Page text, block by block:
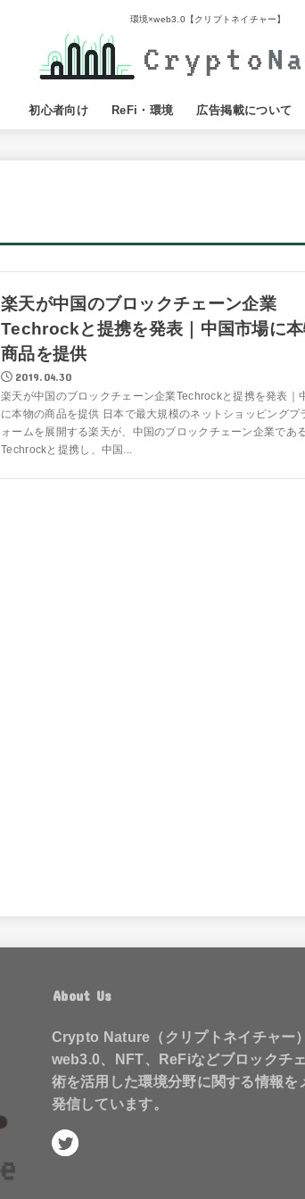
環境×web3.0【クリプトネイチャー】
初心者向け ReFi・環境 広告掲載について
楽天が中国のブロックチェーン企業
Techrockと提携を発表｜中国市場に
商品を提供
2019.04.30
楽天が中国のブロックチェーン企業Techrockと提携を発表｜
に本物の商品を提供 日本で最大規模のネットショッピングプ
ォームを展開する楽天が、中国のブロックチェーン企業であ
Techrockと提携し、中国...
About Us
Crypto Nature（クリプトネイチャー
web3.0、NFT、ReFiなどブロックチ
術を活用した環境分野に関する情報を
発信しています。